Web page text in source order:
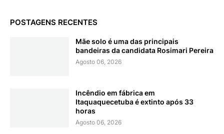
POSTAGENS RECENTES
Mãe solo é uma das principais
bandeiras da candidata Rosimari Pereira
Agosto 06, 2026
Incêndio em fábrica em
Itaquaquecetuba é extinto após 33
horas
Agosto 06, 2026